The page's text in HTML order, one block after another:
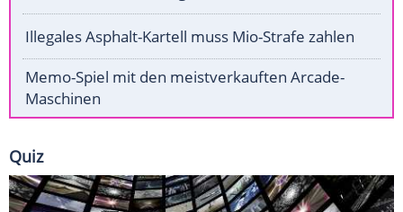
Illegales Asphalt-Kartell muss Mio-Strafe zahlen
Memo-Spiel mit den meistverkauften Arcade-
Maschinen
Quiz